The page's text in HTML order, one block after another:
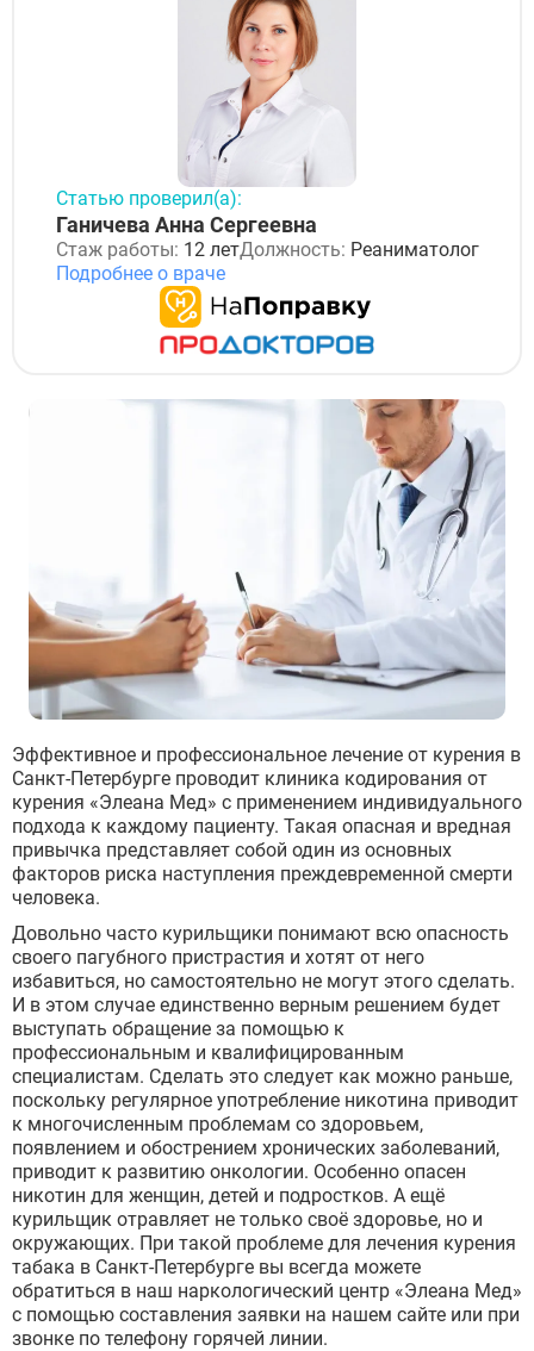
Статью проверил(а):
Ганичева Анна Сергеевна
Стаж работы: 12 летДолжность: Реаниматолог
Подробнее о враче
Эффективное и профессиональное лечение от курения в
Санкт-Петербурге проводит клиника кодирования от
курения «Элеана Мед» с применением индивидуального
подхода к каждому пациенту. Такая опасная и вредная
привычка представляет собой один из основных
факторов риска наступления преждевременной смерти
человека.
Довольно часто курильщики понимают всю опасность
своего пагубного пристрастия и хотят от него
избавиться, но самостоятельно не могут этого сделать.
И в этом случае единственно верным решением будет
выступать обращение за помощью к
профессиональным и квалифицированным
специалистам. Сделать это следует как можно раньше,
поскольку регулярное употребление никотина приводит
к многочисленным проблемам со здоровьем,
появлением и обострением хронических заболеваний,
приводит к развитию онкологии. Особенно опасен
никотин для женщин, детей и подростков. А ещё
курильщик отравляет не только своё здоровье, но и
окружающих. При такой проблеме для лечения курения
табака в Санкт-Петербурге вы всегда можете
обратиться в наш наркологический центр «Элеана Мед»
с помощью составления заявки на нашем сайте или при
звонке по телефону горячей линии.